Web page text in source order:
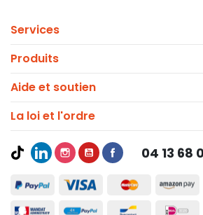
Services
Produits
Aide et soutien
La loi et l'ordre
04 13 68